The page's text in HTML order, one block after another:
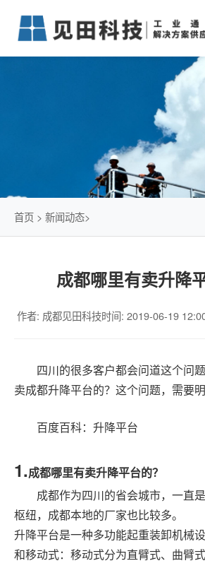
业务中心
仓储物流通道解决方案
智能立体库解决方案
简易升降机解决方案
新闻动态
传统仓储物流
石油化工行业
发展历程
首页 > 新闻动态>
成都哪里有卖升降
作者: 成都见田科技时间: 2019-06-19
四川的很多客户都会问道这个问
卖成都升降平台的？这个问题，需要明
百度百科： 升降平台
1.成都哪里有卖升降平台的？
成都作为四川的省会城市，一直
枢纽，成都本地的厂家也比较多。
升降平台是一种多功能起重装卸机械
和移动式：移动式分为直臂式、曲臂